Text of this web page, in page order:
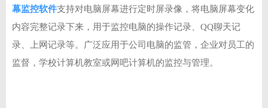
幕监控软件支持对电脑屏幕进行定时屏录像，将电脑屏幕变化
内容完整记录下来，用于监控电脑的操作记录、QQ聊天记
录、上网记录等。广泛应用于公司电脑的监管，企业对员工的
监督，学校计算机教室或网吧计算机的监控与管理。